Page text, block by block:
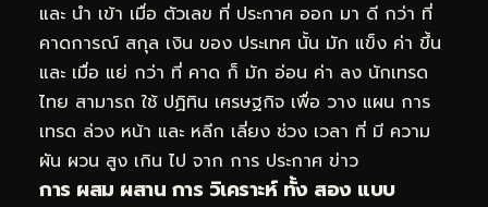
และ นำ เข้า เมื่อ ตัวเลข ที่ ประกาศ ออก มา ดี กว่า ที่
คาดการณ์ สกุล เงิน ของ ประเทศ นั้น มัก แข็ง ค่า ขึ้น
และ เมื่อ แย่ กว่า ที่ คาด ก็ มัก อ่อน ค่า ลง นักเทรด
ไทย สามารถ ใช้ ปฏิทิน เศรษฐกิจ เพื่อ วาง แผน การ
เทรด ล่วง หน้า และ หลีก เลี่ยง ช่วง เวลา ที่ มี ความ
ผัน ผวน สูง เกิน ไป จาก การ ประกาศ ข่าว
การ ผสม ผสาน การ วิเคราะห์ ทั้ง สอง แบบ